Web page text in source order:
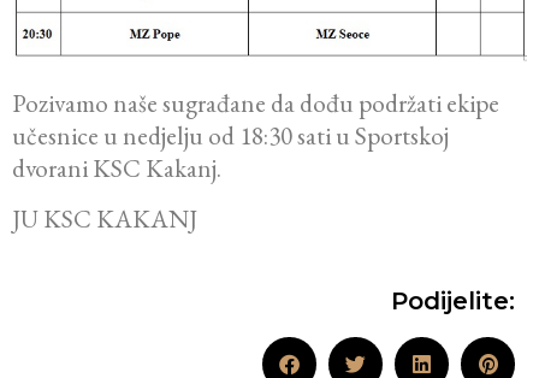
Pozivamo naše sugrađane da dođu podržati ekipe
učesnice u nedjelju od 18:30 sati u Sportskoj
dvorani KSC Kakanj.
JU KSC KAKANJ
Podijelite: